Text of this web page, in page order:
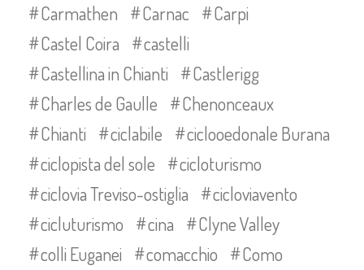
Carmathen
Carnac
Carpi
Castel Coira
castelli
Castellina in Chianti
Castlerigg
Charles de Gaulle
Chenonceaux
Chianti
ciclabile
ciclooedonale Burana
ciclopista del sole
cicloturismo
ciclovia Treviso-ostiglia
cicloviavento
cicluturismo
cina
Clyne Valley
colli Euganei
comacchio Como